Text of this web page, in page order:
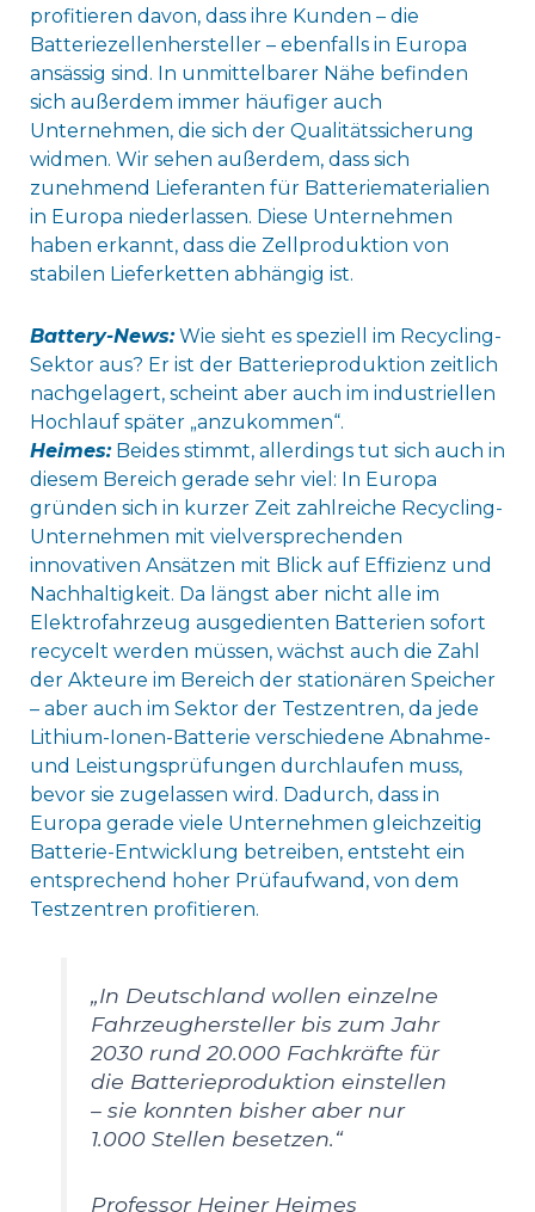
profitieren davon, dass ihre Kunden – die
Batteriezellenhersteller – ebenfalls in Europa
ansässig sind. In unmittelbarer Nähe befinden
sich außerdem immer häufiger auch
Unternehmen, die sich der Qualitätssicherung
widmen. Wir sehen außerdem, dass sich
zunehmend Lieferanten für Batteriematerialien
in Europa niederlassen. Diese Unternehmen
haben erkannt, dass die Zellproduktion von
stabilen Lieferketten abhängig ist.
Battery-News:Wie sieht es speziell im Recycling-
Sektor aus? Er ist der Batterieproduktion zeitlich
nachgelagert, scheint aber auch im industriellen
Hochlauf später „anzukommen“.
Heimes:Beides stimmt, allerdings tut sich auch in
diesem Bereich gerade sehr viel: In Europa
gründen sich in kurzer Zeit zahlreiche Recycling-
Unternehmen mit vielversprechenden
innovativen Ansätzen mit Blick auf Effizienz und
Nachhaltigkeit. Da längst aber nicht alle im
Elektrofahrzeug ausgedienten Batterien sofort
recycelt werden müssen, wächst auch die Zahl
der Akteure im Bereich der stationären Speicher
– aber auch im Sektor der Testzentren, da jede
Lithium-Ionen-Batterie verschiedene Abnahme-
und Leistungsprüfungen durchlaufen muss,
bevor sie zugelassen wird. Dadurch, dass in
Europa gerade viele Unternehmen gleichzeitig
Batterie-Entwicklung betreiben, entsteht ein
entsprechend hoher Prüfaufwand, von dem
Testzentren profitieren.
„In Deutschland wollen einzelne
Fahrzeughersteller bis zum Jahr
2030 rund 20.000 Fachkräfte für
die Batterieproduktion einstellen
– sie konnten bisher aber nur
1.000 Stellen besetzen.“
Professor Heiner Heimes